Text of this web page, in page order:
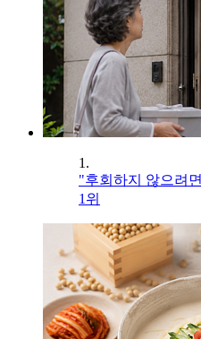
1.
"후회하지 않으려
1위